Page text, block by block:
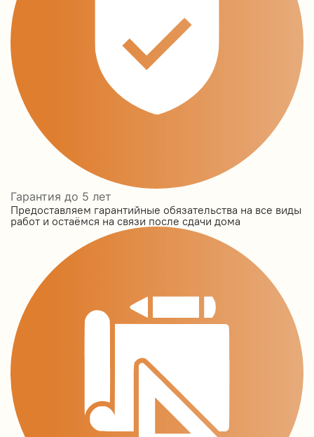
Гарантия до 5 лет
Предоставляем гарантийные обязательства на все виды
работ и остаёмся на связи после сдачи дома